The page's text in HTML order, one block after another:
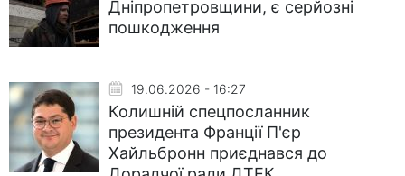
Дніпропетровщини, є серйозні
пошкодження
19.06.2026 - 16:27
Колишній спецпосланник
президента Франції П'єр
Хайльбронн приєднався до